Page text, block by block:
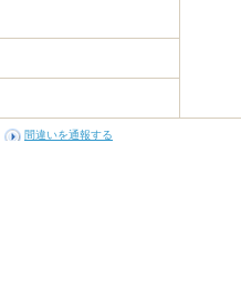
間違いを通報する